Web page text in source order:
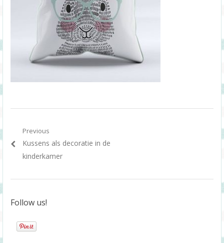
Berichtnavigatie
Previous
Previous
post:
Kussens als decoratie in de
kinderkamer
Follow us!